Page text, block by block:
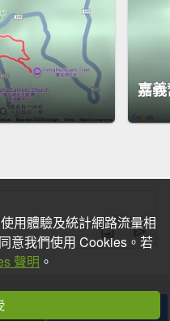
嘉
用體驗及統計網路流量相
意我們使用 Cookies。若
聲明 。